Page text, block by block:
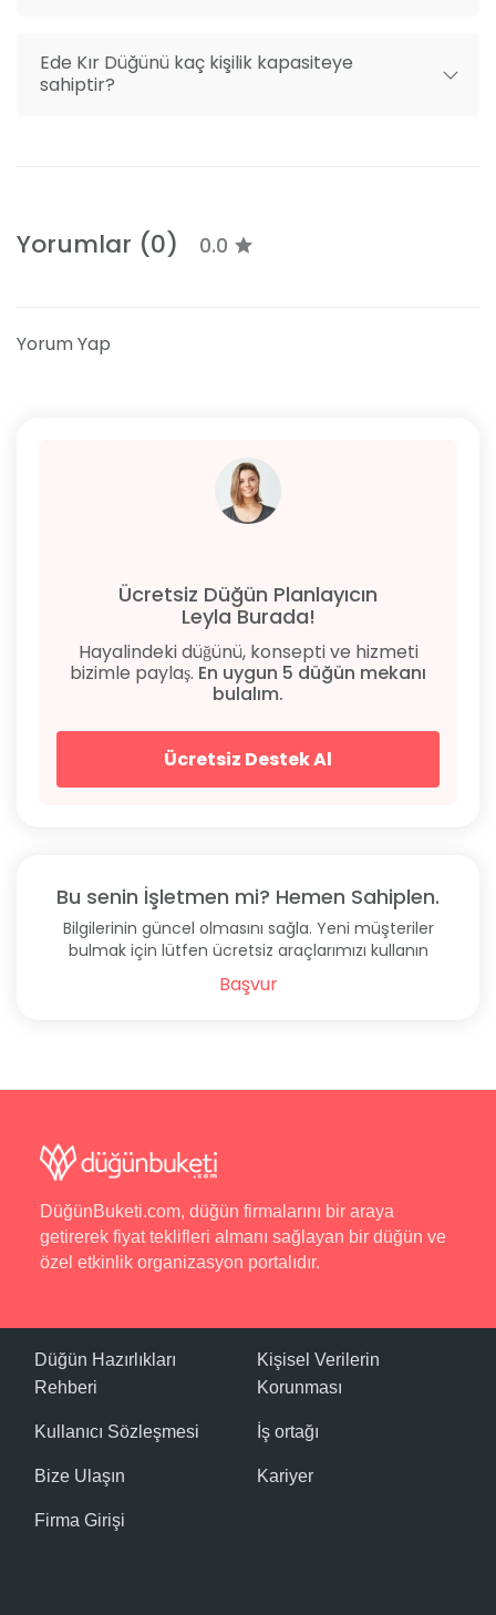
Ede Kır Düğünü kaç kişilik kapasiteye
sahiptir?
Yorumlar (0) 0.0
Yorum Yap
Ücretsiz Düğün Planlayıcın
Leyla Burada!
Hayalindeki düğünü, konsepti ve hizmeti
bizimle paylaş. En uygun 5 düğün mekanı
bulalım.
Ücretsiz Destek Al
Bu senin İşletmen mi? Hemen Sahiplen.
Bilgilerinin güncel olmasını sağla. Yeni müşteriler
bulmak için lütfen ücretsiz araçlarımızı kullanın
Başvur
DüğünBuketi.com, düğün firmalarını bir araya
getirerek fiyat teklifleri almanı sağlayan bir düğün ve
özel etkinlik organizasyon portalıdır.
Düğün Hazırlıkları
Rehberi
Kullanıcı Sözleşmesi
Bize Ulaşın
Firma Girişi
Kişisel Verilerin
Korunması
İş ortağı
Kariyer